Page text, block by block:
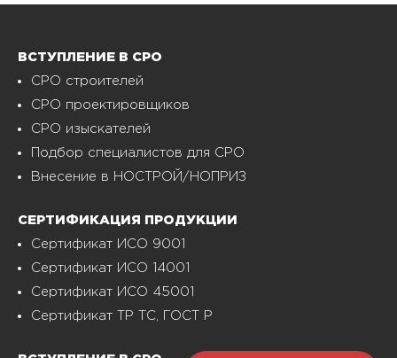
ВСТУПЛЕНИЕ В СРО
СРО строителей
СРО проектировщиков
СРО изыскателей
Подбор специалистов для СРО
Внесение в НОСТРОЙ/НОПРИЗ
СЕРТИФИКАЦИЯ ПРОДУКЦИИ
Сертификат ИСО 9001
Сертификат ИСО 14001
Сертификат ИСО 45001
Сертификат ТР ТС, ГОСТ Р